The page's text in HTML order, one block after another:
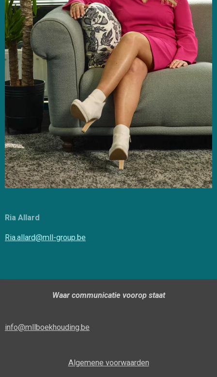
Ria Allard
Ria.allard@mll-group.be
Waar communicatie voorop staat
info@mllboekhouding.be
Algemene voorwaarden